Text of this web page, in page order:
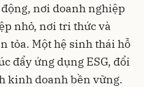
nơi doanh nghiệp
nhỏ, nơi tri thức và
tỏa. Một hệ sinh thái hỗ
đẩy ứng dụng ESG, đổi
kinh doanh bền vững.